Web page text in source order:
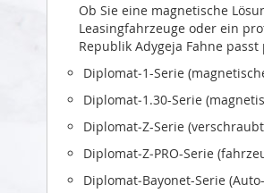
Ob Sie eine magnetische
Leasingfahrzeuge oder ein
Republik Adygeja Fahne passt
Diplomat‑1-Serie
Diplomat‑1.30-Serie
Diplomat‑Z-Serie
Diplomat‑Z‑PRO-Serie
Diplomat‑Bayonet-Serie